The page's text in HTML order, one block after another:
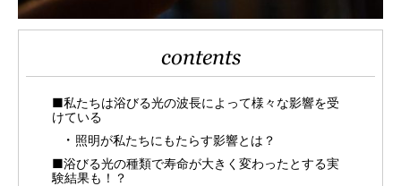
contents
■私たちは浴びる光の波長によって様々な影響を受
けている
照明が私たちにもたらす影響とは？
■浴びる光の種類で寿命が大きく変わったとする実
験結果も！？